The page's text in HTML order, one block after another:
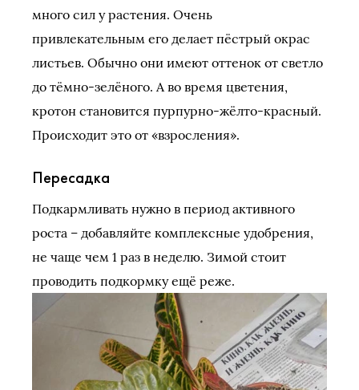
много сил у растения. Очень
привлекательным его делает пёстрый окрас
листьев. Обычно они имеют оттенок от светло
до тёмно-зелёного. А во время цветения,
кротон становится пурпурно-жёлто-красный.
Происходит это от «взросления».
Пересадка
Подкармливать нужно в период активного
роста – добавляйте комплексные удобрения,
не чаще чем 1 раз в неделю. Зимой стоит
проводить подкормку ещё реже.